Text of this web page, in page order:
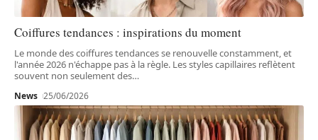
Coiffures tendances : inspirations du moment
Le monde des coiffures tendances se renouvelle constamment, et
l'année 2026 n'échappe pas à la règle. Les styles capillaires reflètent
souvent non seulement des…
News 25/06/2026